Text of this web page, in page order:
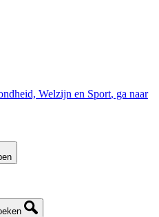
Welzijn en Sport, ga naar